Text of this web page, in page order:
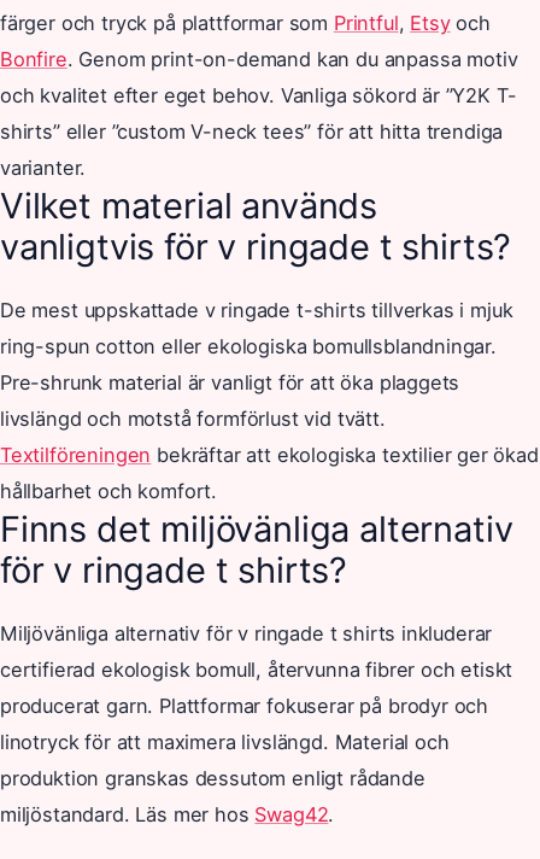
färger och tryck på plattformar som Printful, Etsyoch
Bonfire. Genom print-on-demand kan du anpassa motiv
och kvalitet efter eget behov. Vanliga sökord är ”Y2K T-
shirts” eller ”custom V-neck tees” för att hitta trendiga
varianter.
Vilket material används
vanligtvis för v ringade t shirts?
De mest uppskattade v ringade t-shirts tillverkas i mjuk
ring-spun cotton eller ekologiska bomullsblandningar.
Pre-shrunk material är vanligt för att öka plaggets
livslängd och motstå formförlust vid tvätt.
Textilföreningen bekräftar att ekologiska textilier ger ökad
hållbarhet och komfort.
Finns det miljövänliga alternativ
för v ringade t shirts?
Miljövänliga alternativ för v ringade t shirts inkluderar
certifierad ekologisk bomull, återvunna fibrer och etiskt
producerat garn. Plattformar fokuserar på brodyr och
linotryck för att maximera livslängd. Material och
produktion granskas dessutom enligt rådande
miljöstandard. Läs mer hos Swag42.